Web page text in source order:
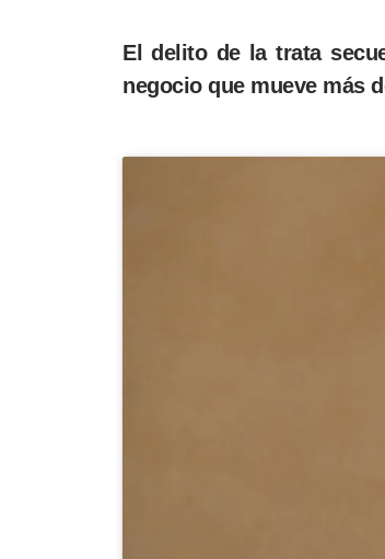
El delito de la trata
negocio que mueve más